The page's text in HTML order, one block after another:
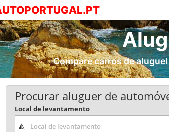
Compare carros de
Procurar aluguer de
Local de levantamento